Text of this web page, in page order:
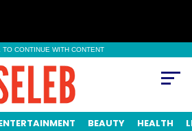
TO CONTINUE WITH CONTENT
BEAUTY HEALTH